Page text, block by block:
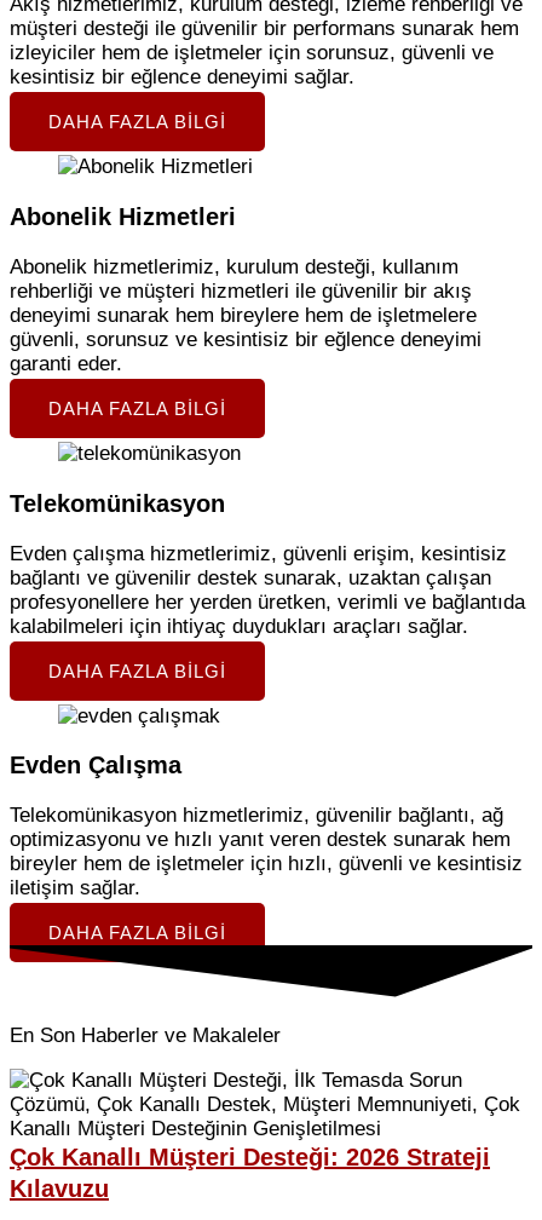
müşteri desteği ile güvenilir bir performans sunarak hem
izleyiciler hem de işletmeler için sorunsuz, güvenli ve
kesintisiz bir eğlence deneyimi sağlar.
DAHA FAZLA BILGI
Abonelik Hizmetleri
Abonelik hizmetlerimiz, kurulum desteği, kullanım
rehberliği ve müşteri hizmetleri ile güvenilir bir akış
deneyimi sunarak hem bireylere hem de işletmelere
güvenli, sorunsuz ve kesintisiz bir eğlence deneyimi
garanti eder.
DAHA FAZLA BILGI
Telekomünikasyon
Evden çalışma hizmetlerimiz, güvenli erişim, kesintisiz
bağlantı ve güvenilir destek sunarak, uzaktan çalışan
profesyonellere her yerden üretken, verimli ve bağlantıda
kalabilmeleri için ihtiyaç duydukları araçları sağlar.
DAHA FAZLA BILGI
Evden Çalışma
Telekomünikasyon hizmetlerimiz, güvenilir bağlantı, ağ
optimizasyonu ve hızlı yanıt veren destek sunarak hem
bireyler hem de işletmeler için hızlı, güvenli ve kesintisiz
iletişim sağlar.
DAHA FAZLA BILGI
En Son Haberler ve Makaleler
Çok Kanallı Müşteri Desteği: 2026 Strateji
Kılavuzu